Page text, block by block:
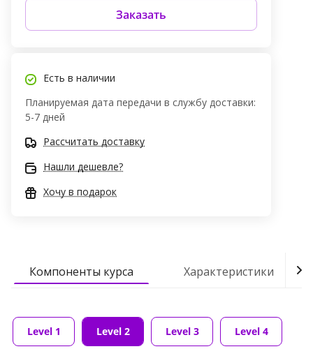
Заказать
Есть в наличии
Планируемая дата передачи в службу доставки:
5-7 дней
Рассчитать доставку
Нашли дешевле?
Хочу в подарок
Компоненты курса Характеристики
Level 1 Level 2 Level 3 Level 4